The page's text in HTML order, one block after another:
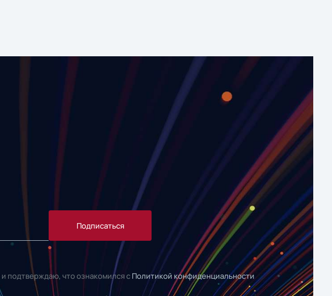
Подписаться
и подтверждаю, что ознакомился с Политикой конфиденциальности